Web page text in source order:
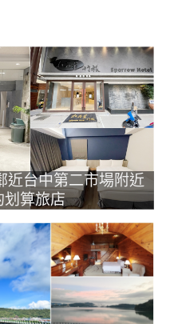
近台中第二市場附近
划算旅店